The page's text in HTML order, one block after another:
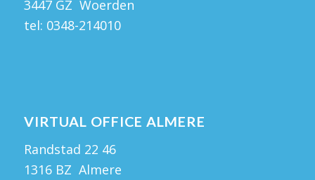
3447 GZ Woerden
tel: 0348-214010
VIRTUAL OFFICE ALMERE
Randstad 22 46
1316 BZ Almere